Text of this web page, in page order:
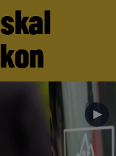
►